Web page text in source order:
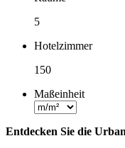
5
Hotelzimmer
150
Maßeinheit
Entdecken Sie die